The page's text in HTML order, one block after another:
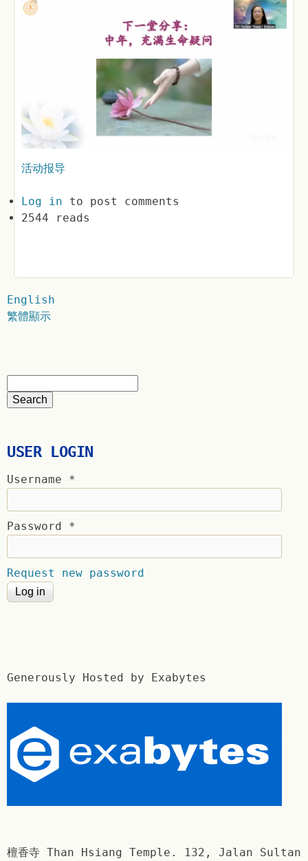
活动报导
Log in to post comments
2544 reads
English
繁體顯示
USER LOGIN
Username *
Password *
Request new password
Generously Hosted by Exabytes
檀香寺 Than Hsiang Temple. 132, Jalan Sultan